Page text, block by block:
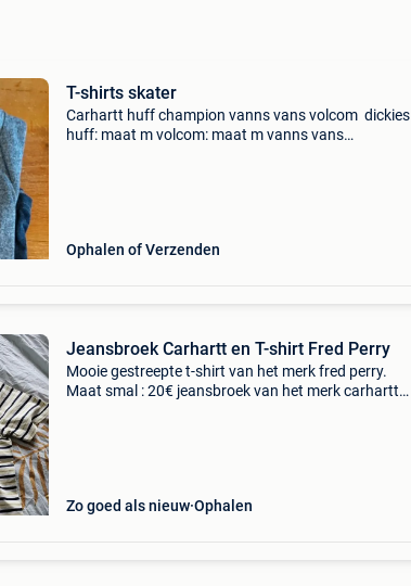
T-shirts skater
Carhartt huff champion vanns vans volcom dickies
huff: maat m volcom: maat m vanns vans
Ophalen of Verzenden
Jeansbroek Carhartt en T-shirt Fred Perry
Mooie gestreepte t-shirt van het merk fred perry.
Maat smal : 20€ jeansbroek van het merk carhartt,
Zo goed als nieuw Ophalen